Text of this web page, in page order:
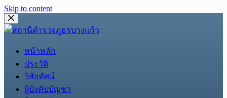
Skip to content
หน้าหลัก
ประวัติ
วิสัยทัศน์
ผู้บังคับบัญชา